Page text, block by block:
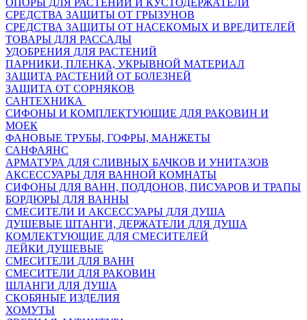
ОПОРЫ ДЛЯ РАСТЕНИЙ И КУСТОДЕРЖАТЕЛИ
СРЕДСТВА ЗАЩИТЫ ОТ ГРЫЗУНОВ
СРЕДСТВА ЗАЩИТЫ ОТ НАСЕКОМЫХ И ВРЕДИТЕЛЕЙ
ТОВАРЫ ДЛЯ РАССАДЫ
УДОБРЕНИЯ ДЛЯ РАСТЕНИЙ
ПАРНИКИ, ПЛЕНКА, УКРЫВНОЙ МАТЕРИАЛ
ЗАЩИТА РАСТЕНИЙ ОТ БОЛЕЗНЕЙ
ЗАЩИТА ОТ СОРНЯКОВ
САНТЕХНИКА
СИФОНЫ И КОМПЛЕКТУЮЩИЕ ДЛЯ РАКОВИН И
МОЕК
ФАНОВЫЕ ТРУБЫ, ГОФРЫ, МАНЖЕТЫ
САНФАЯНС
АРМАТУРА ДЛЯ СЛИВНЫХ БАЧКОВ И УНИТАЗОВ
АКСЕССУАРЫ ДЛЯ ВАННОЙ КОМНАТЫ
СИФОНЫ ДЛЯ ВАНН, ПОДДОНОВ, ПИСУАРОВ И ТРАПЫ
БОРДЮРЫ ДЛЯ ВАННЫ
СМЕСИТЕЛИ И АКСЕССУАРЫ ДЛЯ ДУША
ДУШЕВЫЕ ШТАНГИ, ДЕРЖАТЕЛИ ДЛЯ ДУША
КОМЛЕКТУЮЩИЕ ДЛЯ СМЕСИТЕЛЕЙ
ЛЕЙКИ ДУШЕВЫЕ
СМЕСИТЕЛИ ДЛЯ ВАНН
СМЕСИТЕЛИ ДЛЯ РАКОВИН
ШЛАНГИ ДЛЯ ДУША
СКОБЯНЫЕ ИЗДЕЛИЯ
ХОМУТЫ